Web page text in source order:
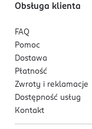
Obsługa klienta
FAQ
Pomoc
Dostawa
Płatność
Zwroty i reklamacje
Dostępność usług
Kontakt